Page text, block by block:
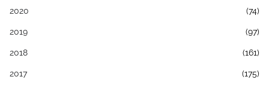
2020 (74)
2019 (97)
2018 (161)
2017 (175)